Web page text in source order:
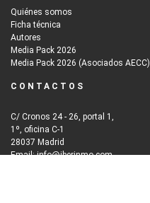
Quiénes somos
Ficha técnica
Autores
Media Pack 2026
Media Pack 2026 (Asociados AECC)
CONTACTOS
C/ Cronos 24 - 26, portal 1,
1º, oficina C-1
28037 Madrid
Email: info@iberinmo.com